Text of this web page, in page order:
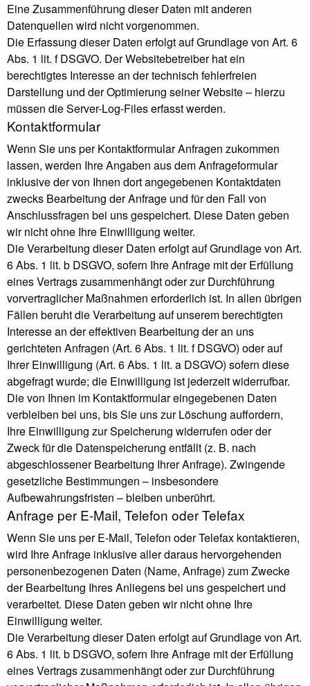
Eine Zusammenführung dieser Daten mit anderen
Datenquellen wird nicht vorgenommen.
Die Erfassung dieser Daten erfolgt auf Grundlage von Art. 6
Abs. 1 lit. f DSGVO. Der Websitebetreiber hat ein
berechtigtes Interesse an der technisch fehlerfreien
Darstellung und der Optimierung seiner Website – hierzu
müssen die Server-Log-Files erfasst werden.
Kontaktformular
Wenn Sie uns per Kontaktformular Anfragen zukommen
lassen, werden Ihre Angaben aus dem Anfrageformular
inklusive der von Ihnen dort angegebenen Kontaktdaten
zwecks Bearbeitung der Anfrage und für den Fall von
Anschlussfragen bei uns gespeichert. Diese Daten geben
wir nicht ohne Ihre Einwilligung weiter.
Die Verarbeitung dieser Daten erfolgt auf Grundlage von Art.
6 Abs. 1 lit. b DSGVO, sofern Ihre Anfrage mit der Erfüllung
eines Vertrags zusammenhängt oder zur Durchführung
vorvertraglicher Maßnahmen erforderlich ist. In allen übrigen
Fällen beruht die Verarbeitung auf unserem berechtigten
Interesse an der effektiven Bearbeitung der an uns
gerichteten Anfragen (Art. 6 Abs. 1 lit. f DSGVO) oder auf
Ihrer Einwilligung (Art. 6 Abs. 1 lit. a DSGVO) sofern diese
abgefragt wurde; die Einwilligung ist jederzeit widerrufbar.
Die von Ihnen im Kontaktformular eingegebenen Daten
verbleiben bei uns, bis Sie uns zur Löschung auffordern,
Ihre Einwilligung zur Speicherung widerrufen oder der
Zweck für die Datenspeicherung entfällt (z. B. nach
abgeschlossener Bearbeitung Ihrer Anfrage). Zwingende
gesetzliche Bestimmungen – insbesondere
Aufbewahrungsfristen – bleiben unberührt.
Anfrage per E-Mail, Telefon oder Telefax
Wenn Sie uns per E-Mail, Telefon oder Telefax kontaktieren,
wird Ihre Anfrage inklusive aller daraus hervorgehenden
personenbezogenen Daten (Name, Anfrage) zum Zwecke
der Bearbeitung Ihres Anliegens bei uns gespeichert und
verarbeitet. Diese Daten geben wir nicht ohne Ihre
Einwilligung weiter.
Die Verarbeitung dieser Daten erfolgt auf Grundlage von Art.
6 Abs. 1 lit. b DSGVO, sofern Ihre Anfrage mit der Erfüllung
eines Vertrags zusammenhängt oder zur Durchführung